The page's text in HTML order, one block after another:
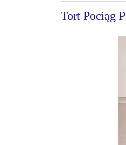
Tort Pociąg